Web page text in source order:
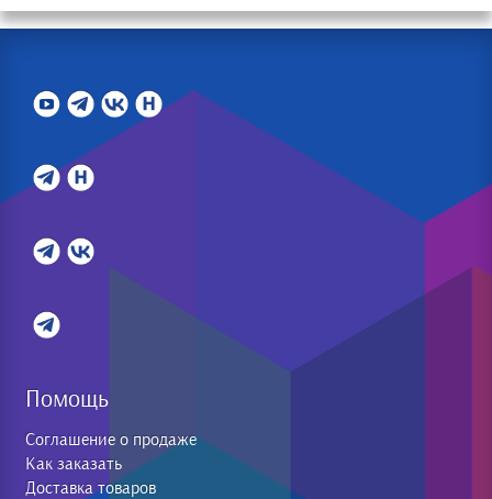
Помощь
Соглашение о продаже
Как заказать
Доставка товаров